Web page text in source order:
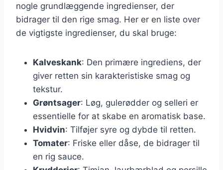
nogle grundlæggende ingredienser, der
bidrager til den rige smag. Her er en liste over
de vigtigste ingredienser, du skal bruge:
Kalveskank: Den primære ingrediens, der
giver retten sin karakteristiske smag og
tekstur.
Grøntsager: Løg, gulerødder og selleri er
essentielle for at skabe en aromatisk base.
Hvidvin: Tilføjer syre og dybde til retten.
Tomater: Friske eller dåse, de bidrager til
en rig sauce.